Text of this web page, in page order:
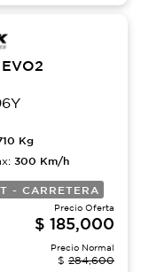
Kg
300 Km/h
- CARRETERA
Precio Oferta
$ 185,000
Precio Normal
$ 284,600